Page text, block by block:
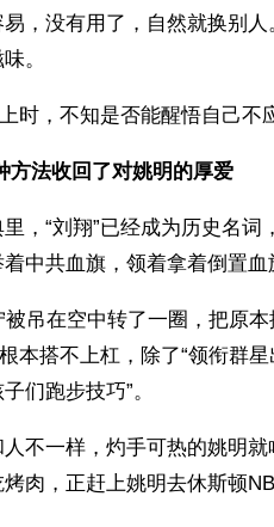
，没有用了，自然就换别
。
时，不知是否能醒悟自己不
方法收回了对姚明的厚爱
，“刘翔”已经成为历史名
中共血旗，领着拿着倒置血
被吊在空中转了一圈，把原
本搭不上杠，除了“领衔群
们跑步技巧”。
不一样，灼手可热的姚明
肉，正赶上姚明去休斯顿